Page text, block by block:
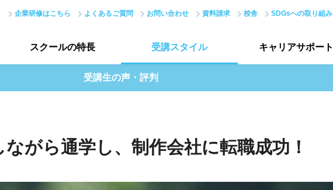
企業研修はこちら よくあるご質問 お問い合わせ 資料請求 校舎 SDGsへの取り組み
スクールの特長
スクールの特長トップ
現場のノウハウ
最新で正確なスキル
受講スタイル
受講スタイルトップ
授業評価アンケート
キャリアサポート
受講生の声・評判
がら通学し、 制作会社に転職成功！